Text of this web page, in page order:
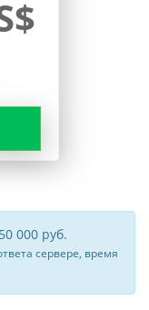
000 руб.
сервере, время